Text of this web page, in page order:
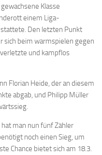
Klasse
einem Liga-
Den letzten Punkt
sich beim warmspielen gegen
und kampflos
Florian Heide, der an diesem
abgab, und Philipp Müller
man nun fünf Zähler
noch einen Sieg, um
Chance bietet sich am 18.3.